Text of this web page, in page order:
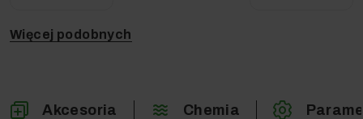
Więcej podobnych
Akcesoria Chemia